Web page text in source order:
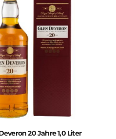
20 Jahre 1,0 Liter